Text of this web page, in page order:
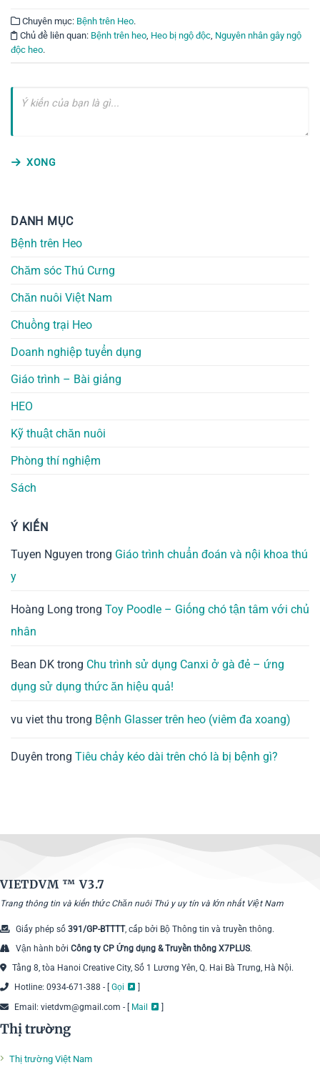
Chuyên mục: Bệnh trên Heo.
Chủ đề liên quan: Bệnh trên heo Heo bị ngộ độc Nguyên nhân gây ngộ
độc heo.
XONG
DANH MỤC
Bệnh trên Heo
Chăm sóc Thú Cưng
Chăn nuôi Việt Nam
Chuồng trại Heo
Doanh nghiệp tuyển dụng
Giáo trình – Bài giảng
HEO
Kỹ thuật chăn nuôi
Phòng thí nghiệm
Sách
Ý KIẾN
Tuyen Nguyen trong Giáo trình chuẩn đoán và nội khoa thú
y
Hoàng Long trong Toy Poodle – Giống chó tận tâm với chủ
nhân
Bean DK trong Chu trình sử dụng Canxi ở gà đẻ – ứng
dụng sử dụng thức ăn hiệu quả!
vu viet thu trong Bệnh Glasser trên heo (viêm đa xoang)
Duyên trong Tiêu chảy kéo dài trên chó là bị bệnh gì?
VIETDVM ™V3.7
Trang thông tin và kiến thức Chăn nuôi Thú y uy tín và lớn nhất Việt Nam
Giấy phép số 391/GP-BTTTT, cấp bởi Bộ Thông tin và truyền thông.
Vận hành bởi Công ty CP Ứng dụng & Truyền thông X7PLUS.
Tầng 8, tòa Hanoi Creative City, Số 1 Lương Yên, Q. Hai Bà Trưng, Hà Nội.
Hotline: 0934-671-388 - [ Gọi
Email: vietdvm@gmail.com - [ Mail ]
Thị trường
Thị trường Việt Nam